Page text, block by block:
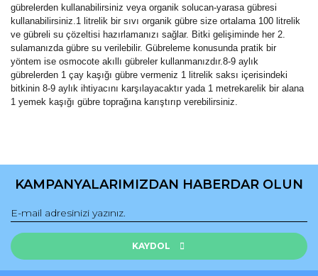
gübrelerden kullanabilirsiniz veya organik solucan-yarasa gübresi
kullanabilirsiniz.1 litrelik bir sıvı organik gübre size ortalama 100 litrelik
ve gübreli su çözeltisi hazırlamanızı sağlar. Bitki gelişiminde her 2.
sulamanızda gübre su verilebilir. Gübreleme konusunda pratik bir
yöntem ise osmocote akıllı gübreler kullanmanızdır.8-9 aylık
gübrelerden 1 çay kaşığı gübre vermeniz 1 litrelik saksı içerisindeki
bitkinin 8-9 aylık ihtiyacını karşılayacaktır yada 1 metrekarelik bir alana
1 yemek kaşığı gübre toprağına karıştırıp verebilirsiniz.
konularda yetersiz gördüğünüz noktaları öneri formunu
Görüş ve önerileriniz için teşekkür ederiz.
Ürün resmi kalitesiz, bozuk veya görüntülenemiyor.
Ürün açıklamasında eksik bilgiler bulunuyor.
KAMPANYALARIMIZDAN HABERDAR OLUN
KAYDOL